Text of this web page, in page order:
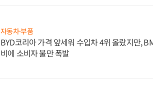
자동차·부품
BYD코리아 가격 앞세워 수입차 4위 올랐지만,
비에 소비자 불만 폭발